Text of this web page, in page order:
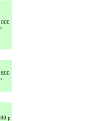
000
800
р